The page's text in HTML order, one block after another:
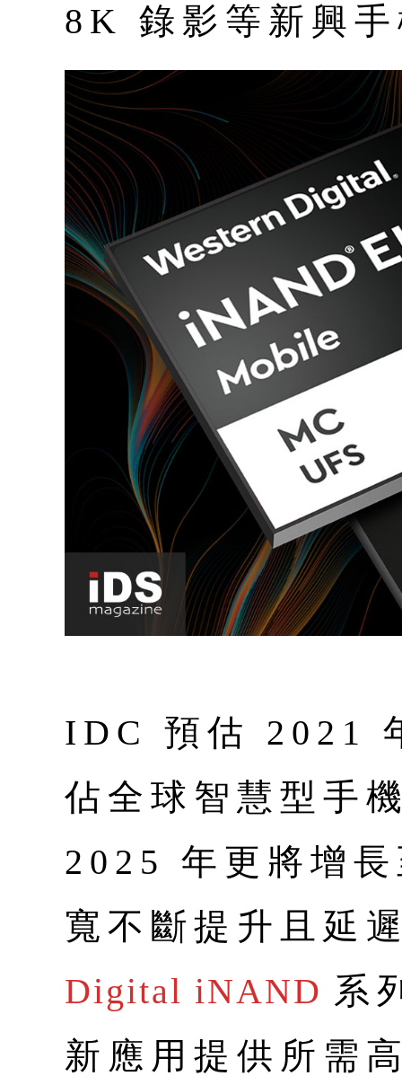
8K 錄影等新興
IDC 預估 2021
佔全球智慧型手
2025 年更將增
寬不斷提升且延
Digital iNAND 系
新應用提供所需